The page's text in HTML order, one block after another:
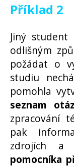
Příklad 2
Jiný
odlišným
požádat o
studiu
pomohla
seznam
zpracování
pak
zdrojích a
pomocníka